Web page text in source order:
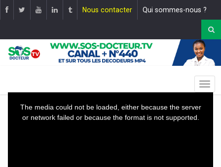
Nous contacter Qui sommes-nous ?
The media could not be loaded, either because the server
or network failed or because the format is not supported.